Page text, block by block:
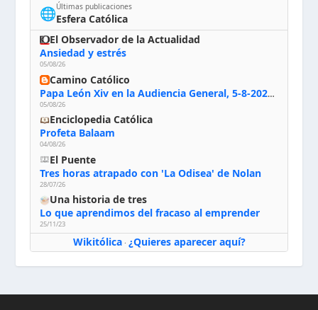
🌐Últimas publicaciones
Esfera Católica
El Observador de la Actualidad
Ansiedad y estrés
05/08/26
Camino Católico
Papa León Xiv en la Audiencia General, 5-8-2026: «Dios en el primer puesto; la oración, nuestra primera obligación; la liturgia, la primera fuente de la vida divina que se nos comunica, la primera escuela de nuestra vida espiritual»
05/08/26
Enciclopedia Católica
Profeta Balaam
04/08/26
El Puente
Tres horas atrapado con 'La Odisea' de Nolan
28/07/26
Una historia de tres
Lo que aprendimos del fracaso al emprender
25/11/23
Wikitólica· ¿Quieres aparecer aquí?